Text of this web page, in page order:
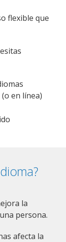
flexible que
en línea)
la
persona.
afecta la